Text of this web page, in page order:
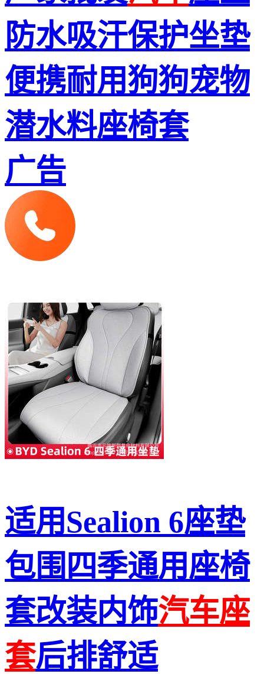
防水吸汗保护坐垫
便携耐用狗狗宠物
潜水料座椅套
广告
适用Sealion 6座垫
包围四季通用座椅
套改装内饰汽车座
套后排舒适